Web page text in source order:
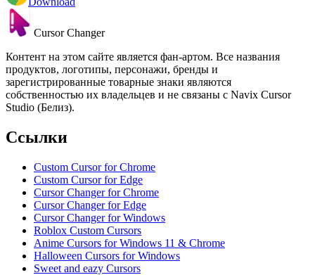
Cursor Changer
Контент на этом сайте является фан-артом. Все названия
продуктов, логотипы, персонажи, бренды и
зарегистрированные товарные знаки являются
собственностью их владельцев и не связаны с Navix Cursor
Studio (Белиз).
Ссылки
Custom Cursor for Chrome
Custom Cursor for Edge
Cursor Changer for Chrome
Cursor Changer for Edge
Cursor Changer for Windows
Roblox Custom Cursors
Anime Cursors for Windows 11 & Chrome
Halloween Cursors for Windows
Sweet and eazy Cursors